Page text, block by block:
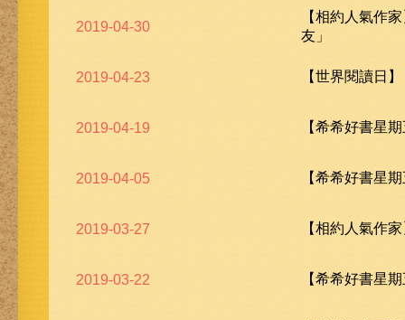
2019-04-30
【相約人氣作
友」
2019-04-23 【世界閱讀日
2019-04-19 【希希好書星
2019-04-05 【希希好書星
2019-03-27 【相約人氣作
2019-03-22 【希希好書星